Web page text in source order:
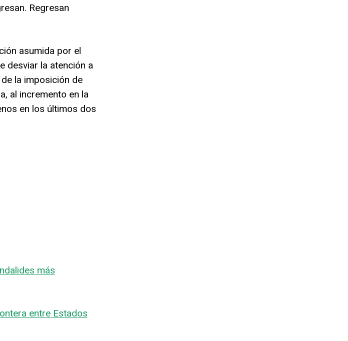
Regresan
asumida por el
desviar la atención a
la imposición de
al incremento en la
en los últimos dos
más
entre Estados